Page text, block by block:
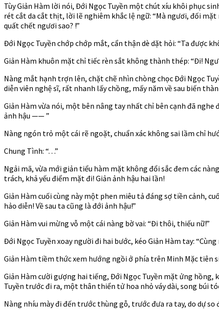
Tùy Giản Hàm lời nói, Đới Ngọc Tuyền một chút xíu khôi phục
rét cắt da cắt thịt, lời lẽ nghiêm khắc lệ ngữ: “Mà ngươi, đối
quất chết ngươi sao? !”
Đới Ngọc Tuyền chớp chớp mắt, cẩn thận dè dặt hỏi: “Ta được
Giản Hàm khuôn mặt chỉ tiếc rèn sắt không thành thép: “Đi!
Nàng mắt hạnh trợn lên, chặt chẽ nhìn chòng chọc Đới Ngọc
diễn viên nghệ sĩ, rất nhanh lấy chồng, mấy năm về sau biến
Giản Hàm vừa nói, một bên nâng tay nhất chỉ bên cạnh đã
ảnh hậu —— ”
Nàng ngón trỏ một cái rẽ ngoặt, chuẩn xác không sai lầm chỉ
Chung Tình: “. . .”
Ngải mã, vừa mới giản tiểu hàm mặt không đổi sắc đem các
trách, khả yếu điểm mặt đi! Giản ảnh hậu hai lần!
Giản Hàm cuối cùng này một phen miêu tả đáng sợ tiền cảnh,
hảo diễn! Về sau ta cũng là đới ảnh hậu!”
Giản Hàm vui mừng vỗ một cái nàng bờ vai: “Đi thôi, thiếu nữ!”
Đới Ngọc Tuyền xoay người đi hai bước, kéo Giản Hàm tay:
Giản Hàm tiềm thức xem hướng ngồi ở phía trên Minh Mặc tiên
Giản Hàm cười gượng hai tiếng, Đới Ngọc Tuyền mặt ửng
Tuyền trước đi ra, một thân thiển tử hoa nhỏ váy dài, song búi
Nàng nhíu mày đi đến trước thùng gỗ, trước đưa ra tay, do dự